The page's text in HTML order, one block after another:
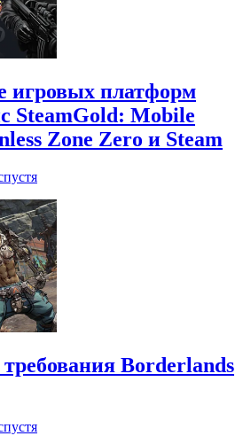
игровых платформ
SteamGold: Mobile
Zone Zero и Steam
Borderlands